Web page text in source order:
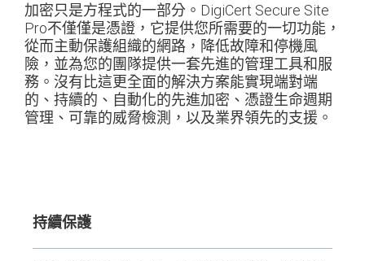
加密只是方程式的一部分。DigiCert Secure Site
Pro不僅僅是憑證，它提供您所需要的一切功能，
從而主動保護組織的網路，降低故障和停機風
險，並為您的團隊提供一套先進的管理工具和服
務。沒有比這更全面的解決方案能實現端對端
的、持續的、自動化的先進加密、憑證生命週期
管理、可靠的威脅檢測，以及業界領先的支援。
持續保護